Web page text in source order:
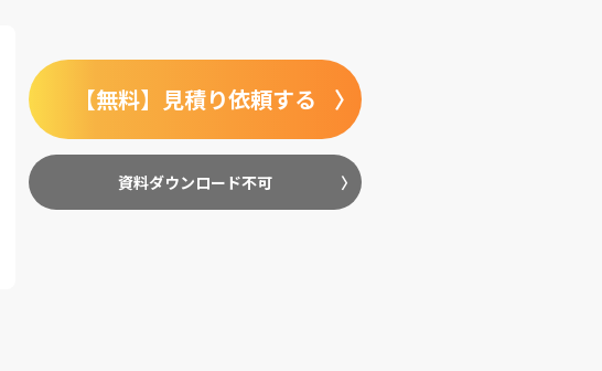
【無料】見積り依頼する
資料ダウンロード不可